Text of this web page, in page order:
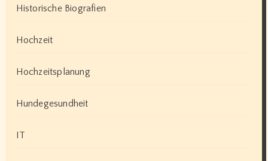
Historische Biografien
Hochzeit
Hochzeitsplanung
Hundegesundheit
IT